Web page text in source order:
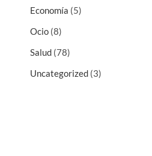
Economía (5)
Ocio (8)
Salud (78)
Uncategorized (3)